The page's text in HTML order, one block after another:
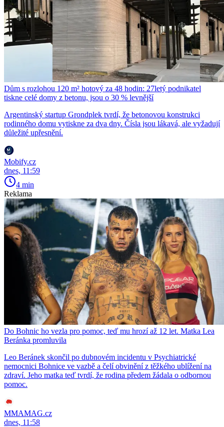
Dům s rozlohou 120 m² hotový za 48 hodin: 27letý podnikatel
tiskne celé domy z betonu, jsou o 30 % levnější
Argentinský startup Grondplek tvrdí, že betonovou konstrukci
rodinného domu vytiskne za dva dny. Čísla jsou lákavá, ale vyžadují
důležité upřesnění.
Mobify.cz
dnes, 11:59
4 min
Reklama
Do Bohnic ho vezla pro pomoc, teď mu hrozí až 12 let. Matka Lea
Beránka promluvila
Leo Beránek skončil po dubnovém incidentu v Psychiatrické
nemocnici Bohnice ve vazbě a čelí obvinění z těžkého ublížení na
zdraví. Jeho matka teď tvrdí, že rodina předem žádala o odbornou
pomoc.
MMAMAG.cz
dnes, 11:58